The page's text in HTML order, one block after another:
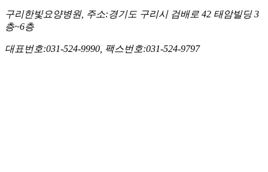
구리한빛요양병원, 주소:경기도 구리시 검배로 42 태암빌딩 3
층~6층
대표번호:031-524-9990, 팩스번호:031-524-9797